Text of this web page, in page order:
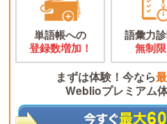
単語帳への
登録数増加！
語彙力
無制限
まずは体験！今なら
Weblioプレミアム